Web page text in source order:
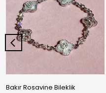
Bakır Rosavine Bileklik